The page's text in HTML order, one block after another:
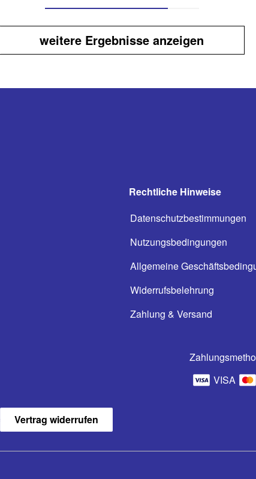
weitere Ergebnisse anzeigen
Rechtliche Hinweise
Datenschutzbestimmungen
Nutzungsbedingungen
Allgemeine
Widerrufsbelehrung
Zahlung & Versand
VISA
Vertrag widerrufen